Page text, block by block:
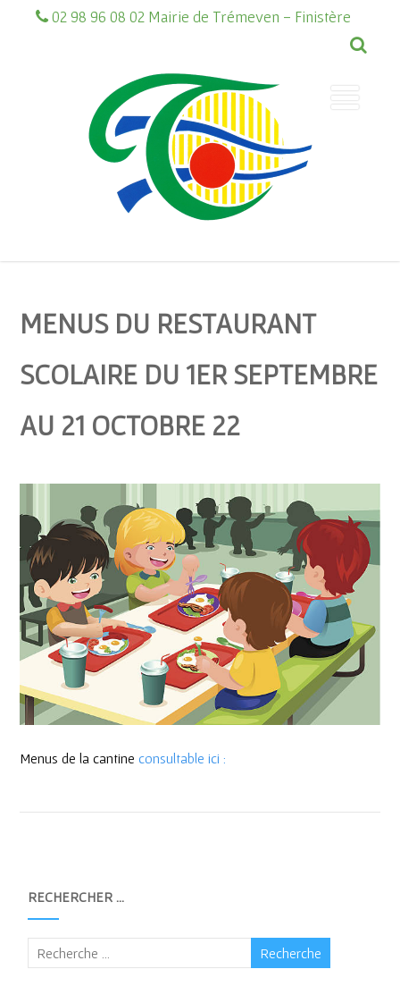
02 98 96 08 02 Mairie de Trémeven - Finistère
MENUS DU RESTAURANT
SCOLAIRE DU 1ER SEPTEMBRE
AU 21 OCTOBRE 22
Menus de la cantine consultable ici :
RECHERCHER …